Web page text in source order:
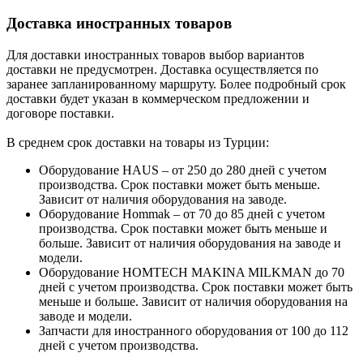
Доставка иностранных товаров
Для доставки иностранных товаров выбор вариантов
доставки не предусмотрен. Доставка осуществляется по
заранее запланированному маршруту. Более подробный срок
доставки будет указан в коммерческом предложении и
договоре поставки.
В среднем срок доставки на товары из Турции:
Оборудование HAUS – от 250 до 280 дней с учетом
производства. Срок поставки может быть меньше.
Зависит от наличия оборудования на заводе.
Оборудование Hommak – от 70 до 85 дней с учетом
производства. Срок поставки может быть меньше и
больше. Зависит от наличия оборудования на заводе и
модели.
Оборудование HOMTECH MAKINA MILKMAN до 70
дней с учетом производства. Срок поставки может быть
меньше и больше. Зависит от наличия оборудования на
заводе и модели.
Запчасти для иностранного оборудования от 100 до 112
дней с учетом производства.